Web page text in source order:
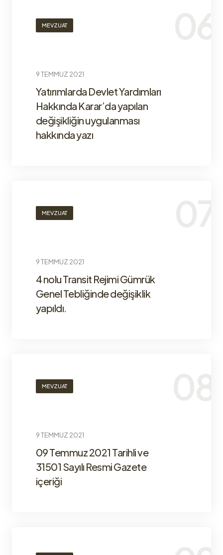
MEVZUAT
9 TEMMUZ 2021
Yatırımlarda Devlet Yardımları
Hakkında Karar’da yapılan
değişikliğin uygulanması
hakkında yazı
MEVZUAT
9 TEMMUZ 2021
4 nolu Transit Rejimi Gümrük
Genel Tebliğinde değişiklik
yapıldı.
MEVZUAT
9 TEMMUZ 2021
09 Temmuz 2021 Tarihli ve
31501 Sayılı Resmi Gazete
içeriği